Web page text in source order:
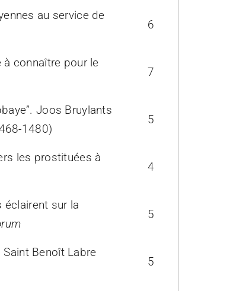
au service de
6
à connaître pour le
7
Joos Bruylants
1480)
5
les prostituées à
4
sur la
5
Benoît Labre
5